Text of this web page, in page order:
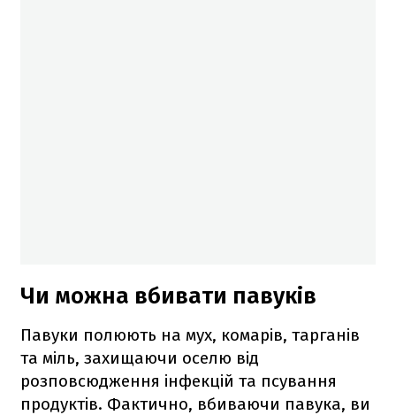
Чи можна вбивати павуків
Павуки полюють на мух, комарів, тарганів
та міль, захищаючи оселю від
розповсюдження інфекцій та псування
продуктів. Фактично, вбиваючи павука, ви